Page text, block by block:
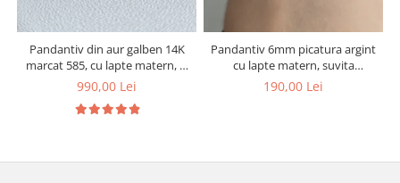
Pandantiv din aur galben 14K
marcat 585, cu lapte matern, si
inimioare din suvita de par a
copiilor
990,00 Lei
Pandantiv 6mm picatura argint
cu lapte matern, suvita
bebelusului si bucati din
cordonul ombilical
190,00 Lei